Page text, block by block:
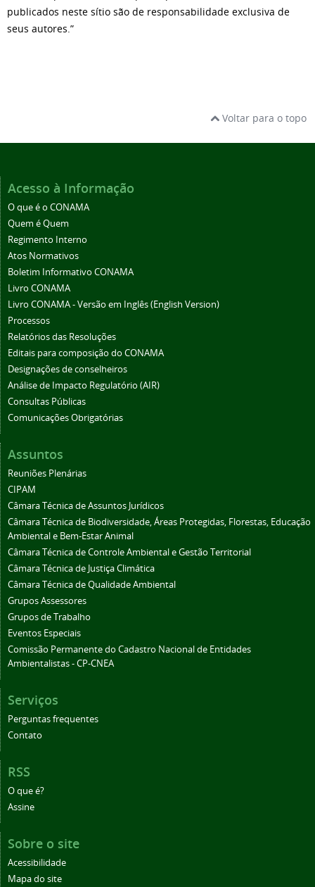
publicados neste sítio são de responsabilidade exclusiva de
seus autores.”
Voltar para o topo
Acesso à Informação
O que é o CONAMA
Quem é Quem
Regimento Interno
Atos Normativos
Boletim Informativo CONAMA
Livro CONAMA
Livro CONAMA - Versão em Inglês (English Version)
Processos
Relatórios das Resoluções
Editais para composição do CONAMA
Designações de conselheiros
Análise de Impacto Regulatório (AIR)
Consultas Públicas
Comunicações Obrigatórias
Assuntos
Reuniões Plenárias
CIPAM
Câmara Técnica de Assuntos Jurídicos
Câmara Técnica de Biodiversidade, Áreas Protegidas, Florestas, Educação
Ambiental e Bem-Estar Animal
Câmara Técnica de Controle Ambiental e Gestão Territorial
Câmara Técnica de Justiça Climática
Câmara Técnica de Qualidade Ambiental
Grupos Assessores
Grupos de Trabalho
Eventos Especiais
Comissão Permanente do Cadastro Nacional de Entidades
Ambientalistas - CP-CNEA
Serviços
Perguntas frequentes
Contato
RSS
O que é?
Assine
Sobre o site
Acessibilidade
Mapa do site